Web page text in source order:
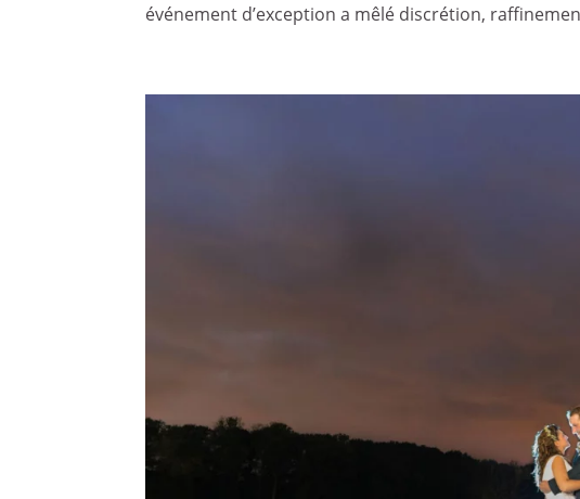
événement d’exception a mêlé discrétion,